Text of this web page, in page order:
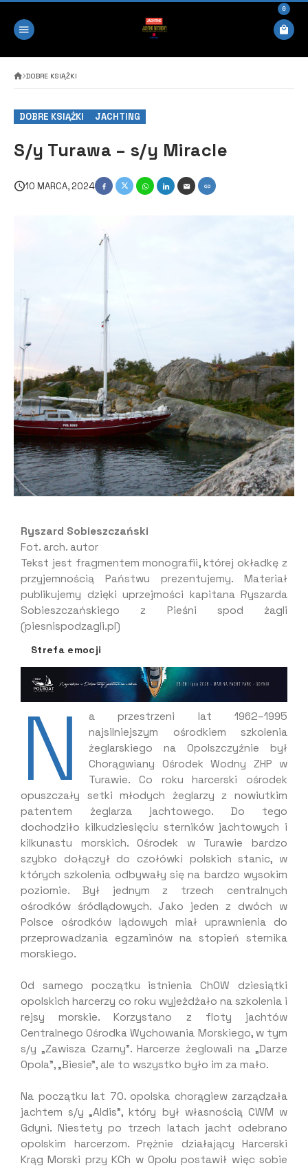
0
DOBRE KSIĄŻKI
DOBRE KSIĄŻKI JACHTING
S/y Turawa – s/y Miracle
10 MARCA, 2024
Ryszard Sobieszczański
Fot. arch. autor
Tekst jest fragmentem monografii, której okładkę z
przyjemnością Państwu prezentujemy. Materiał
publikujemy dzięki uprzejmości kapitana Ryszarda
Sobieszczańskiego z Pieśni spod żagli
(piesnispodzagli.pl)
Strefa emocji
N
a przestrzeni lat 1962–1995
najsilniejszym ośrodkiem szkolenia
żeglarskiego na Opolszczyźnie był
Chorągwiany Ośrodek Wodny ZHP w
Turawie. Co roku harcerski ośrodek
opuszczały setki młodych żeglarzy z nowiutkim
patentem żeglarza jachtowego. Do tego
dochodziło kilkudziesięciu sterników jachtowych i
kilkunastu morskich. Ośrodek w Turawie bardzo
szybko dołączył do czołówki polskich stanic, w
których szkolenia odbywały się na bardzo wysokim
poziomie. Był jednym z trzech centralnych
ośrodków śródlądowych. Jako jeden z dwóch w
Polsce ośrodków lądowych miał uprawnienia do
przeprowadzania egzaminów na stopień sternika
morskiego.
Od samego początku istnienia ChOW dziesiątki
opolskich harcerzy co roku wyjeżdżało na szkolenia i
rejsy morskie. Korzystano z floty jachtów
Centralnego Ośrodka Wychowania Morskiego, w tym
s/y „Zawisza Czarny”. Harcerze żeglowali na „Darze
Opola”, „Biesie”, ale to wszystko było im za mało.
Na początku lat 70. opolska chorągiew zarządzała
jachtem s/y „Aldis”, który był własnością CWM w
Gdyni. Niestety po trzech latach jacht odebrano
opolskim harcerzom. Prężnie działający Harcerski
Krąg Morski przy KCh w Opolu postawił więc sobie